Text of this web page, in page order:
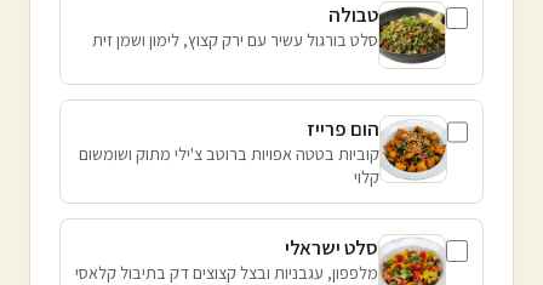
טבולה
סלט בורגול עשיר עם ירק קצוץ, לימון ושמן זית
הום פרייז
קוביות בטטה אפויות ברוטב צ'ילי מתוק ושומשום
קלוי
סלט ישראלי
מלפפון, עגבניות ובצל קצוצים דק בתיבול קלאסי